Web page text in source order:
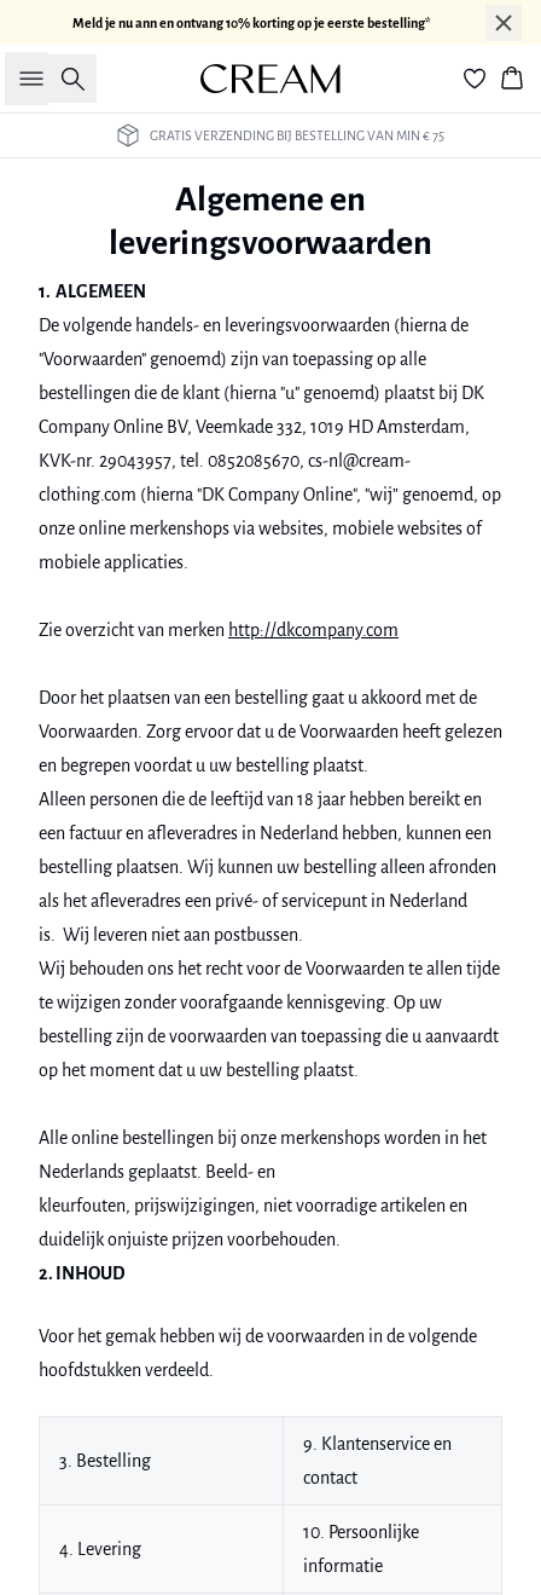
Meld je nu ann en ontvang 10% korting op je eerste bestelling*
Zoeken
30 DAGEN RETOURRECHT
Algemene en
leveringsvoorwaarden
1. ALGEMEEN
De volgende handels- en leveringsvoorwaarden (hierna de
"Voorwaarden" genoemd) zijn van toepassing op alle
bestellingen die de klant (hierna "u" genoemd) plaatst bij DK
Company Online BV, Veemkade 332, 1019 HD Amsterdam,
KVK-nr. 29043957, tel. 0852085670, cs-nl@cream-
clothing.com (hierna "DK Company Online", "wij” genoemd, op
onze online merkenshops via websites, mobiele websites of
mobiele applicaties.
Zie overzicht van merken http://dkcompany.com
Door het plaatsen van een bestelling gaat u akkoord met de
Voorwaarden. Zorg ervoor dat u de Voorwaarden heeft gelezen
en begrepen voordat u uw bestelling plaatst.
Alleen personen die de leeftijd van 18 jaar hebben bereikt en
een factuur en afleveradres in Nederland hebben, kunnen een
bestelling plaatsen. Wij kunnen uw bestelling alleen afronden
als het afleveradres een privé- of servicepunt in Nederland
is. Wij leveren niet aan postbussen.
Wij behouden ons het recht voor de Voorwaarden te allen tijde
te wijzigen zonder voorafgaande kennisgeving. Op uw
bestelling zijn de voorwaarden van toepassing die u aanvaardt
op het moment dat u uw bestelling plaatst.
Alle online bestellingen bij onze merkenshops worden in het
Nederlands geplaatst. Beeld- en
kleurfouten, prijswijzigingen, niet voorradige artikelen en
duidelijk onjuiste prijzen voorbehouden.
2. INHOUD
Voor het gemak hebben wij de voorwaarden in de volgende
hoofdstukken verdeeld.
3. Bestelling
9. Klantenservice en
contact
4. Levering
10. Persoonlijke
informatie